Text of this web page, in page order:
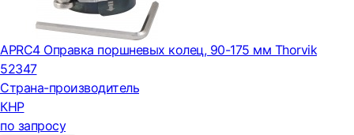
APRC4 Оправка поршневых колец, 90-175 мм Thorvik
52347
Страна-производитель
КНР
по запросу